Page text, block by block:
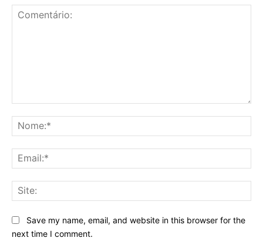
Save my name, email, and website in this browser for the
next time I comment.